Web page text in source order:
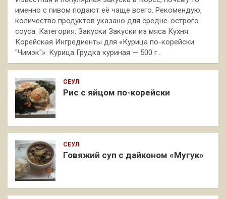
именно с пивом подают её чаще всего. Рекомендую,
количество продуктов указано для средне-острого
соуса. Категория: Закуски Закуски из мяса Кухня:
Корейская Ингредиенты для «Курица по-корейски
"Чимэк"»: Курица Грудка куриная — 500 г…
СЕУЛ
Рис с яйцом по-корейски
СЕУЛ
Говяжий суп с дайконом «Мугук»